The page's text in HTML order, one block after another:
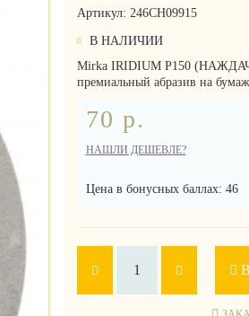
Артикул: 246CH09915
В НАЛИЧИИ
Mirka IRIDIUM P150
премиальный абразив на
70 р.
НАШЛИ ДЕШЕВЛЕ?
Цена в бонусных баллах: 46